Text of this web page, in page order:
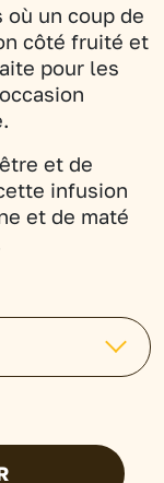
où un coup de
côté fruité et
pour les
et de
infusion
et de maté